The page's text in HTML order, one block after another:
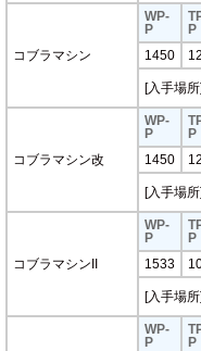
コブラマシン
WP-
P
P
1450
[入手場
コブラマシン改
WP-
P
P
1450
[入手場所]
コブラマシンII
WP-
P
P
1533
[入手場
WP-
P
P